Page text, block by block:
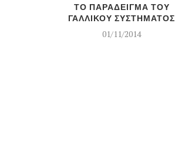
ΤΟ ΠΑΡΑΔΕΙΓΜΑ ΤΟΥ
ΓΑΛΛΙΚΟΥ ΣΥΣΤΗΜΑΤΟΣ
01/11/2014